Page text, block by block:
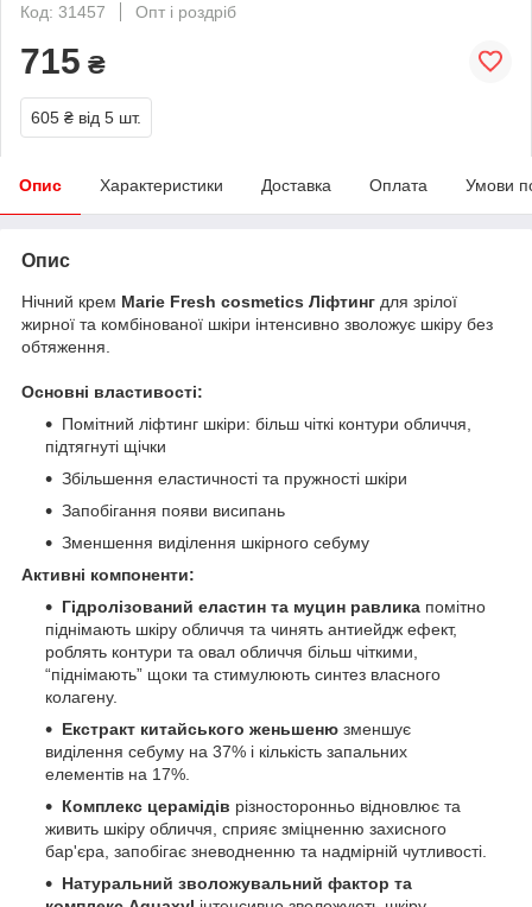
Код: 31457
Опт і роздріб
715 ₴
605 ₴ від 5 шт.
Опис Характеристики Доставка Оплата Умови
Опис
Нічний крем Marie Fresh cosmetics Ліфтинг для зрілої
жирної та комбінованої шкіри інтенсивно зволожує шкіру без
обтяження.
Основні властивості:
Помітний ліфтинг шкіри: більш чіткі контури обличчя,
підтягнуті щічки
Збільшення еластичності та пружності шкіри
Запобігання появи висипань
Зменшення виділення шкірного себуму
Активні компоненти:
Гідролізований еластин та муцин равлика помітно
піднімають шкіру обличчя та чинять антиейдж ефект,
роблять контури та овал обличчя більш чіткими,
“піднімають” щоки та стимулюють синтез власного
колагену.
Екстракт китайського женьшеню зменшує
виділення себуму на 37% і кількість запальних
елементів на 17%.
Комплекс церамідів різносторонньо відновлює та
живить шкіру обличчя, сприяє зміцненню захисного
бар'єра, запобігає зневодненню та надмірній чутливості.
Натуральний зволожувальний фактор та